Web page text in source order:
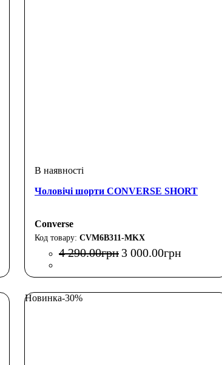
Чоловічі шорти CONVERSE SHORT
Converse
CVM6B311-MKX
4 290.00грн 3 000.00грн
Новинка-30%